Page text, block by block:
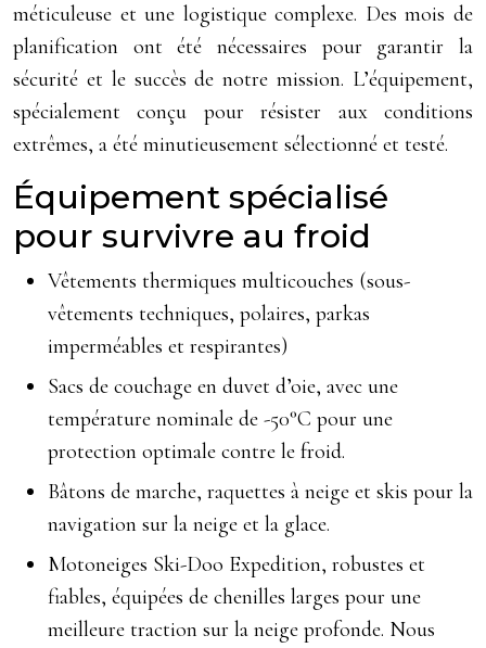
méticuleuse et une logistique complexe. Des mois de
planification ont été nécessaires pour garantir la
sécurité et le succès de notre mission. L’équipement,
spécialement conçu pour résister aux conditions
extrêmes, a été minutieusement sélectionné et testé.
Équipement spécialisé
pour survivre au froid
Vêtements thermiques multicouches (sous-
vêtements techniques, polaires, parkas
imperméables et respirantes)
Sacs de couchage en duvet d’oie, avec une
température nominale de -50°C pour une
protection optimale contre le froid.
Bâtons de marche, raquettes à neige et skis pour la
navigation sur la neige et la glace.
Motoneiges Ski-Doo Expedition, robustes et
fiables, équipées de chenilles larges pour une
meilleure traction sur la neige profonde. Nous